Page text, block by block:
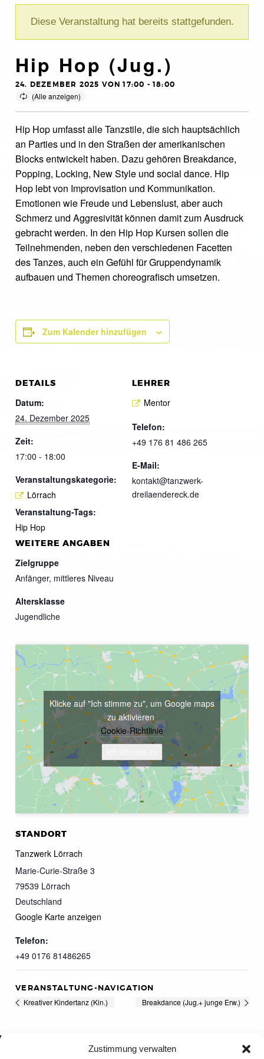
Zustimmung verwalten
Diese Veranstaltung hat bereits stattgefunden.
Hip Hop (Jug.)
24. DEZEMBER 2025 VON 17:00 -18:00
Hip Hop umfasst alle Tanzstile, die sich hauptsächlich
an Parties und in den Straßen der amerikanischen
Blocks entwickelt haben. Dazu gehören Breakdance,
Popping, Locking, New Style und social dance. Hip
Hop lebt von Improvisation und Kommunikation.
Emotionen wie Freude und Lebenslust, aber auch
Schmerz und Aggresivität können damit zum Ausdruck
gebracht werden. In den Hip Hop Kursen sollen die
Teilnehmenden, neben den verschiedenen Facetten
des Tanzes, auch ein Gefühl für Gruppendynamik
aufbauen und Themen choreografisch umsetzen.
Zum Kalender hinzufügen
DETAILS
Datum:
24. Dezember 2025
Zeit:
17:00 - 18:00
Veranstaltungskategorie:
Lörrach
Veranstaltung-Tags:
Hip Hop
LEHRER
Mentor
Telefon:
+49 176 81 486 265
E-Mail:
kontakt@tanzwerk-
dreilaendereck.de
WEITERE ANGABEN
Zielgruppe
Anfänger, mittleres Niveau
Altersklasse
Jugendliche
STANDORT
Tanzwerk Lörrach
Marie-Curie-Straße 3
79539 Lörrach
Deutschland
Google Karte anzeigen
Telefon:
+49 0176 81486265
Klicke auf "Ich stimme zu", um Google maps
zu aktivieren
Cookie-Richtlinie
VERANSTALTUNG-NAVIGATION
Kreativer Kindertanz (Kin.) Breakdance (Jug.+ junge Erw.)